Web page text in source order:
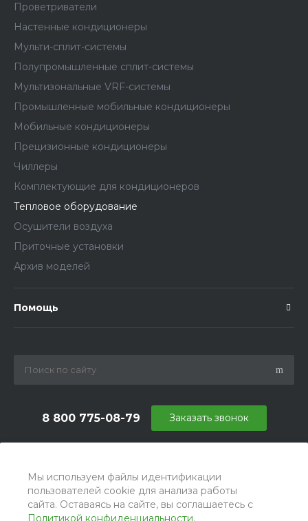
Мы используем файлы идентификации
пользователей cookie для анализа работы
сайта. Оставаясь на сайте, вы соглашаетесь с
Политикой конфиденциальности.
Проветриватели
Настенные кондиционеры
Мульти-сплит-системы
Полупромышленные сплит-системы
Мультизональные VRF-системы
Промышленные мобильные кондиционеры
Мобильные кондиционеры
Прецизионные кондиционеры
Чиллеры
Комплектующие для кондиционеров
Тепловое оборудование
Осушители воздуха
Приточные установки
Архив моделей
Помощь
8 800 775-08-79
г. Москва, БЦ Вятский, ул. Вятская д.70, офис 715
Заказать звонок